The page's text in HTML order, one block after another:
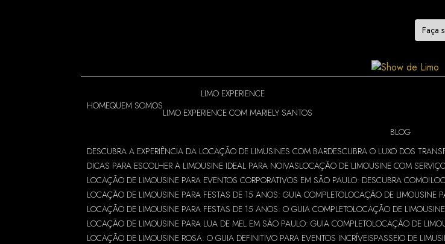
Faça
HOMEQUEM SOMOS
LIMO EXPERIENCE
LIMO EXPERIENCE COM MARIELY SANTOS
BLOG
DESCUBRA A EXPERIÊNCIA DA LOCAÇÃO DE LIMUSINES COM BARDESCUBRA O LUXO DOS
DICAS PARA ESCOLHER A LIMOUSINE IDEAL PARA NOIVASLOCAÇÃO DE LIMOUSINE COM
LOCAÇÃO DE LIMOUSINE PARA EVENTOS CORPORATIVOS EM SÃO PAULO: DESCUBRA COMO!
LOCAÇÃO DE LIMOUSINE PARA FESTAS DE 15 ANOS: GUIA COMPLETOLOCAÇÃO DE LIMOUSINE
LOCAÇÃO DE LIMOUSINE PARA FESTAS DE 15 ANOS: O GUIA COMPLETOLOCAÇÃO DE
LOCAÇÃO DE LIMOUSINE PARA LUA DE MEL EM SÃO PAULO: GUIA COMPLETOLOCAÇÃO DE
LOCAÇÃO DE LIMOUSINE ROSA: O GUIA DEFINITIVO PARA EVENTOS INCRÍVEISPASSEIO DE